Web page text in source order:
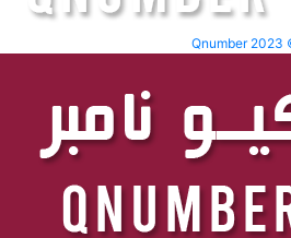
Qnumber 2023